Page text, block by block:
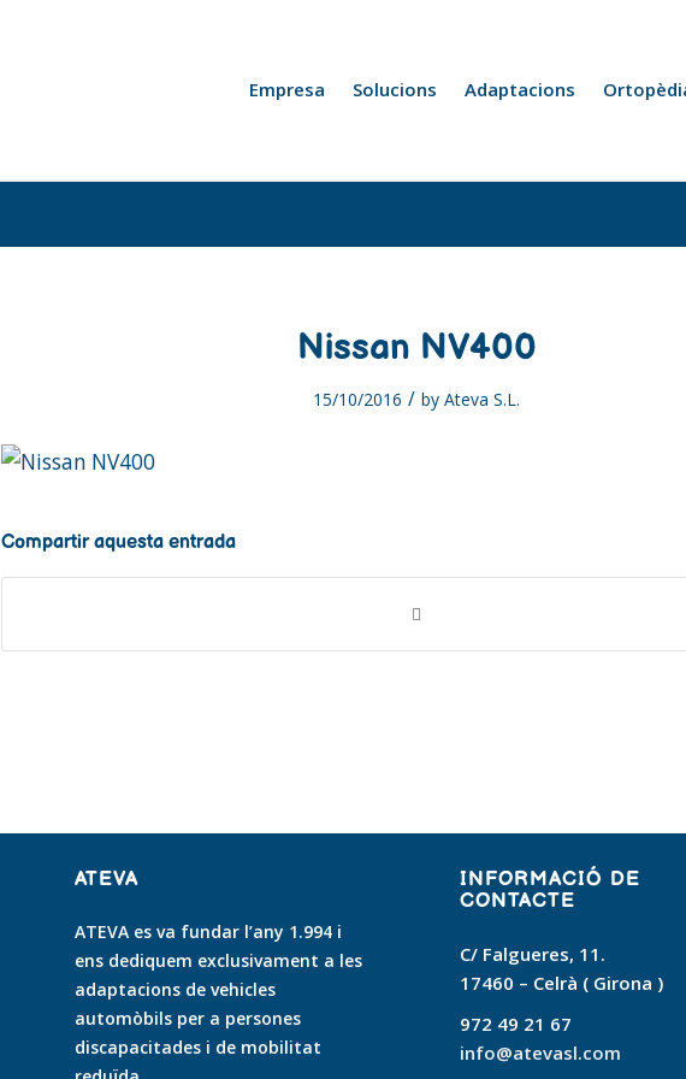
Empresa Solucions Adaptacions
Nissan NV400
15/10/2016 / by Ateva S.L.
Compartir aquesta entrada
ATEVA
ATEVA es va fundar l’any 1.994 i
ens dediquem exclusivament a les
adaptacions de vehicles
automòbils per a persones
discapacitades i de mobilitat
INFORMACIÓ DE
CONTACTE
C/ Falgueres, 11.
17460 – Celrà ( Girona )
972 49 21 67
info@atevasl.com